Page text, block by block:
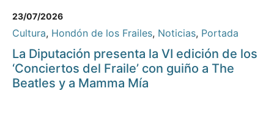
23/07/2026
Cultura, Hondón de los Frailes, Noticias, Portada
La Diputación presenta la VI edición de los
‘Conciertos del Fraile’ con guiño a The
Beatles y a Mamma Mía